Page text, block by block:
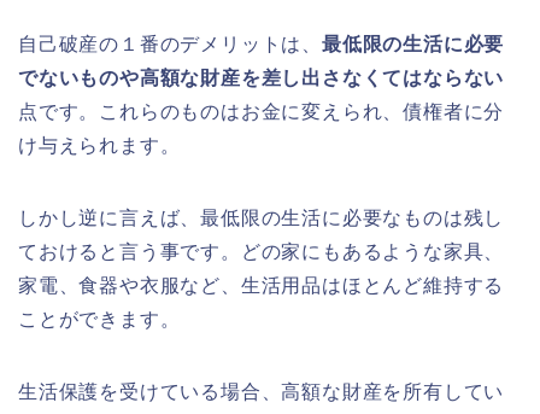
自己破産の１番のデメリットは、 最低限の生活に必要
でないものや高額な財産を差し出さなくてはならない
点です。これらのものはお金に変えられ、債権者に分
け与えられます。
しかし逆に言えば、最低限の生活に必要なものは残し
ておけると言う事です。どの家にもあるような家具、
家電、食器や衣服など、生活用品はほとんど維持する
ことができます。
生活保護を受けている場合、高額な財産を所有してい